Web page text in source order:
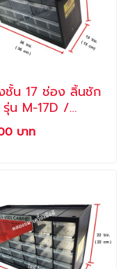
ชั้น 17 ช่อง ลิ้นชัก
/
บาท